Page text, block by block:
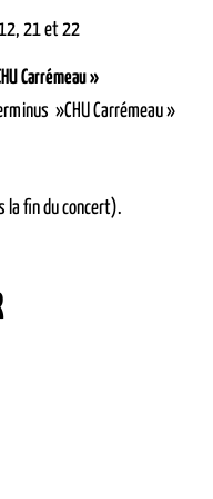
21 et 22
Carrémeau »
»CHU Carrémeau »
la fin du concert).